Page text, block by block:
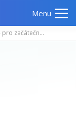
Menu
Počítačové
JavaScript - pro začátečníky